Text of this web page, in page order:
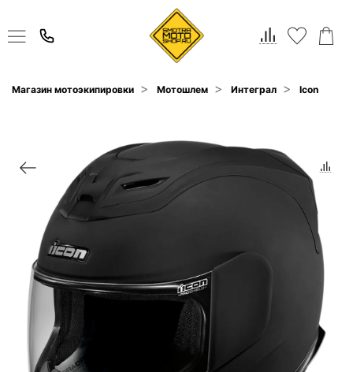
Магазин мотоэкипировки Мотошлем Интеграл Icon